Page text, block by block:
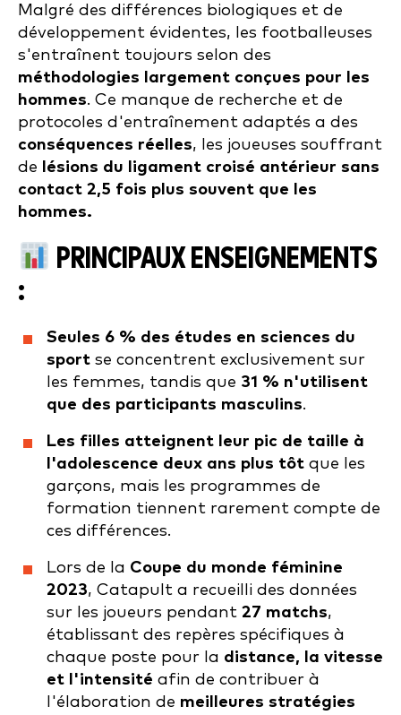
Malgré des différences biologiques et de
développement évidentes, les footballeuses
s'entraînent toujours selon des
méthodologies largement conçues pour les
hommes. Ce manque de recherche et de
protocoles d'entraînement adaptés a des
conséquences réelles, les joueuses souffrant
de
lésions du ligament croisé antérieur sans
contact 2,5 fois plus souvent que les
hommes.
PRINCIPAUX ENSEIGNEMENTS
:
Seules 6 % des études en sciences du
sport se concentrent exclusivement sur
les femmes, tandis que 31 % n'utilisent
que des participants masculins.
Les filles atteignent leur pic de taille à
l'adolescence deux ans plus tôt que les
garçons, mais les programmes de
formation tiennent rarement compte de
ces différences.
Lors de la Coupe du monde féminine
2023, Catapult a recueilli des données
sur les joueurs pendant 27 matchs,
établissant des repères spécifiques à
chaque poste pour la distance, la vitesse
et l'intensité afin de contribuer à
l'élaboration de meilleures stratégies